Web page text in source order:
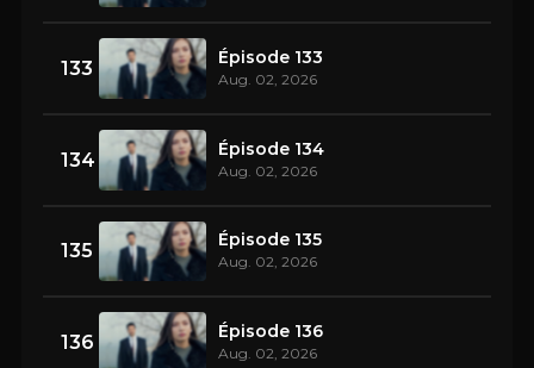
133 Épisode 133
Aug. 02, 2026
134 Épisode 134
Aug. 02, 2026
135 Épisode 135
Aug. 02, 2026
136 Épisode 136
Aug. 02, 2026